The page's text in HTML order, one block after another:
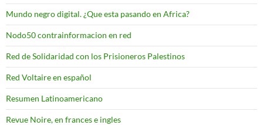
Mundo negro digital. ¿Que esta pasando en Africa?
Nodo50 contrainformacion en red
Red de Solidaridad con los Prisioneros Palestinos
Red Voltaire en español
Resumen Latinoamericano
Revue Noire, en frances e ingles